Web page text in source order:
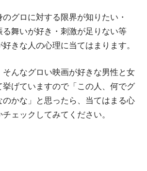
グロに対する限界が知りたい・
舞いが好き・刺激が足りない等
きな人の心理に当てはまります。
そんなグロい映画が好きな男性と女
げていますので「この人、何でグ
のかな」と思ったら、当てはまる心
ェックしてみてください。